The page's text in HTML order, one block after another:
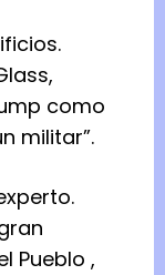
como
militar”.
Pueblo ,